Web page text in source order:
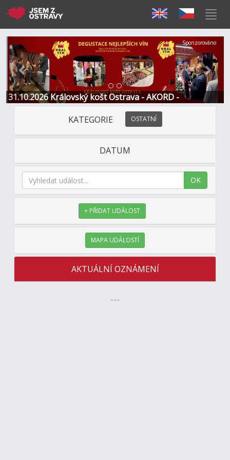
31.10.2026 Královský košt Ostrava - AKORD -
Restaurace a Hotel
Předchozí Další
Sponzorováno
KATEGORIE OSTATNÍ
DATUM
OK
+ PŘIDAT UDÁLOST
MAPA UDÁLOSTÍ
AKTUÁLNÍ OZNÁMENÍ
---